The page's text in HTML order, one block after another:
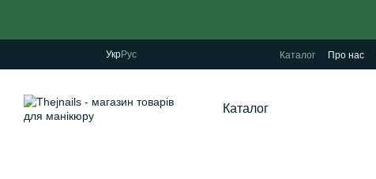
УкрРус Каталог Про нас
Каталог